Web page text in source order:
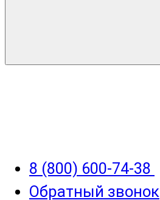
8 (800) 600-74-38
Обратный звонок